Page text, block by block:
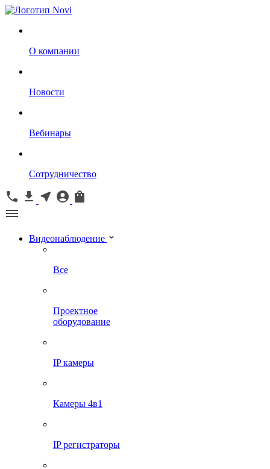
О компании
Новости
Вебинары
Сотрудничество
Видеонаблюдение
Все
Проектное
оборудование
IP камеры
Камеры 4в1
IP регистраторы